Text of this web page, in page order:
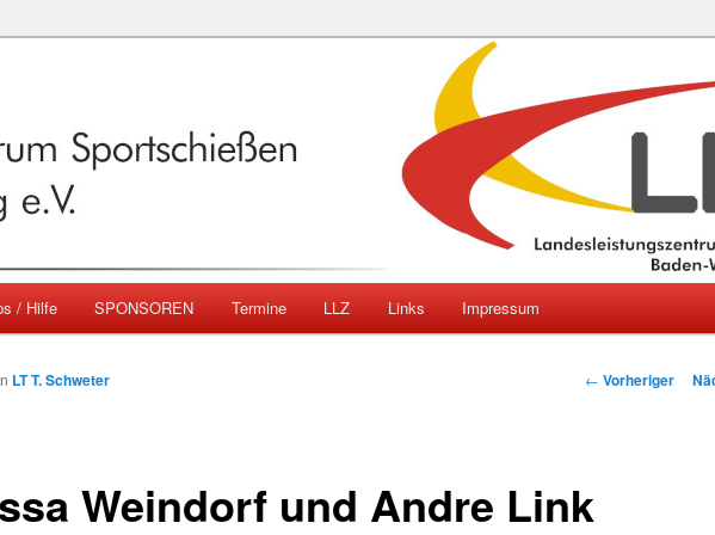
Sportschießen
e.V.
/ Hilfe SPONSOREN Termine LLZ Links Impressum
← Vorheriger
Weindorf und Andre Link
LT T. Schweter